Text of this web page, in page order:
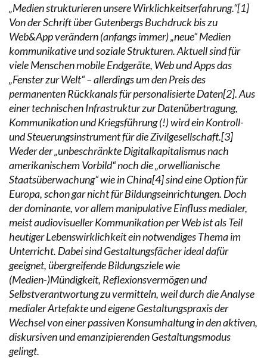
„Medien strukturieren unsere Wirklichkeitserfahrung.“[1]
Von der Schrift über Gutenbergs Buchdruck bis zu
Web&App verändern (anfangs immer) „neue“ Medien
kommunikative und soziale Strukturen. Aktuell sind für
viele Menschen mobile Endgeräte, Web und Apps das
„Fenster zur Welt“ – allerdings um den Preis des
permanenten Rückkanals für personalisierte Daten[2]. Aus
einer technischen Infrastruktur zur Datenübertragung,
Kommunikation und Kriegsführung (!) wird ein Kontroll-
und Steuerungsinstrument für die Zivilgesellschaft.[3]
Weder der „unbeschränkte Digitalkapitalismus nach
amerikanischem Vorbild“ noch die „orwellianische
Staatsüberwachung“ wie in China[4] sind eine Option für
Europa, schon gar nicht für Bildungseinrichtungen. Doch
der dominante, vor allem manipulative Einfluss medialer,
meist audiovisueller Kommunikation per Web ist als Teil
heutiger Lebenswirklichkeit ein notwendiges Thema im
Unterricht. Dabei sind Gestaltungsfächer ideal dafür
geeignet, übergreifende Bildungsziele wie
(Medien-)Mündigkeit, Reflexionsvermögen und
Selbstverantwortung zu vermitteln, weil durch die Analyse
medialer Artefakte und eigene Gestaltungspraxis der
Wechsel von einer passiven Konsumhaltung in den aktiven,
diskursiven und emanzipierenden Gestaltungsmodus
gelingt.